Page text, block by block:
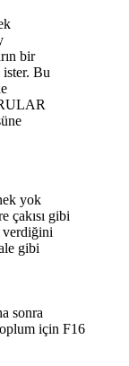
bir
ister. Bu
yok
çakısı gibi
gibi
sonra
için F16